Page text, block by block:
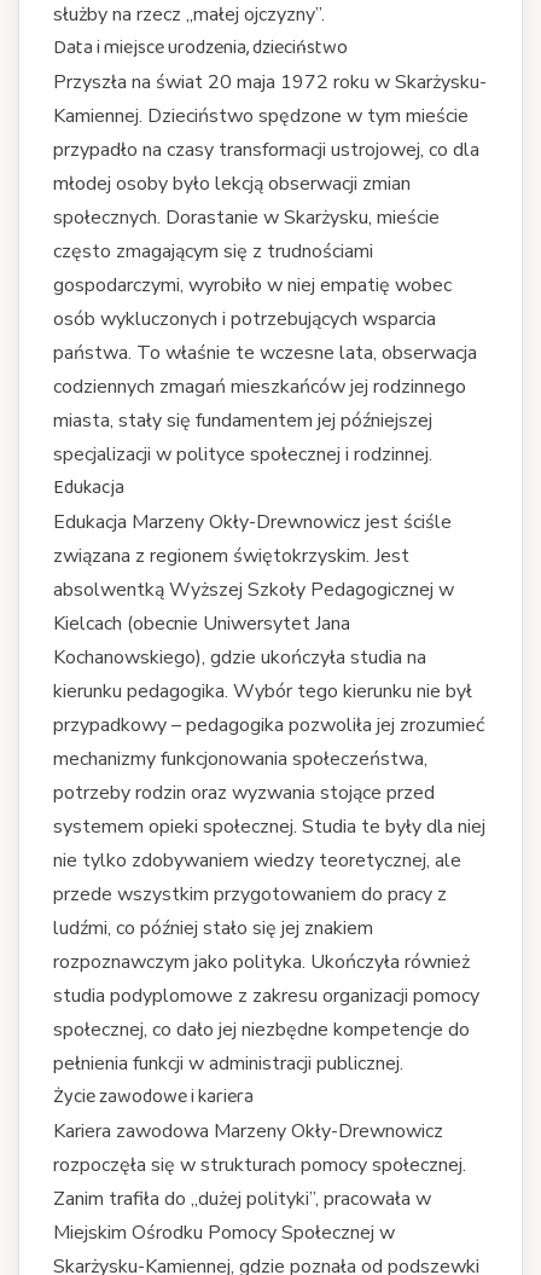
służby na rzecz „małej ojczyzny”.
Data i miejsce urodzenia, dzieciństwo
Przyszła na świat 20 maja 1972 roku w Skarżysku-
Kamiennej. Dzieciństwo spędzone w tym mieście
przypadło na czasy transformacji ustrojowej, co dla
młodej osoby było lekcją obserwacji zmian
społecznych. Dorastanie w Skarżysku, mieście
często zmagającym się z trudnościami
gospodarczymi, wyrobiło w niej empatię wobec
osób wykluczonych i potrzebujących wsparcia
państwa. To właśnie te wczesne lata, obserwacja
codziennych zmagań mieszkańców jej rodzinnego
miasta, stały się fundamentem jej późniejszej
specjalizacji w polityce społecznej i rodzinnej.
Edukacja
Edukacja Marzeny Okły-Drewnowicz jest ściśle
związana z regionem świętokrzyskim. Jest
absolwentką Wyższej Szkoły Pedagogicznej w
Kielcach (obecnie Uniwersytet Jana
Kochanowskiego), gdzie ukończyła studia na
kierunku pedagogika. Wybór tego kierunku nie był
przypadkowy – pedagogika pozwoliła jej zrozumieć
mechanizmy funkcjonowania społeczeństwa,
potrzeby rodzin oraz wyzwania stojące przed
systemem opieki społecznej. Studia te były dla niej
nie tylko zdobywaniem wiedzy teoretycznej, ale
przede wszystkim przygotowaniem do pracy z
ludźmi, co później stało się jej znakiem
rozpoznawczym jako polityka. Ukończyła również
studia podyplomowe z zakresu organizacji pomocy
społecznej, co dało jej niezbędne kompetencje do
pełnienia funkcji w administracji publicznej.
Życie zawodowe i kariera
Kariera zawodowa Marzeny Okły-Drewnowicz
rozpoczęła się w strukturach pomocy społecznej.
Zanim trafiła do „dużej polityki”, pracowała w
Miejskim Ośrodku Pomocy Społecznej w
Skarżysku-Kamiennej, gdzie poznała od podszewki